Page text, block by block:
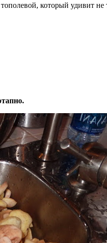
который удивит